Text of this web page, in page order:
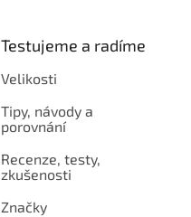
Testujeme a radíme
Velikosti
Tipy, návody a
porovnání
Recenze, testy,
zkušenosti
Značky